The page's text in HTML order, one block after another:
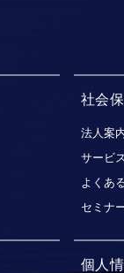
社会
法人案
サービ
よくあ
セミナ
個人